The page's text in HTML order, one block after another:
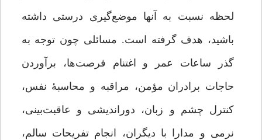
لحظه نسبت به آنها موضع‌گیری درستی داشته
باشید، هدف گرفته است. مسائلی چون توجه به
گذر ساعات عمر و اغتنام فرصت‌ها، برآوردن
حاجات برادران مؤمن، مراقبه و محاسبۀ نفس،
کنترل چشم و زبان، دوراندیشی و عاقبت‌بینی،
نرمی و مدارا با دیگران، انجام تفریحات سالم،